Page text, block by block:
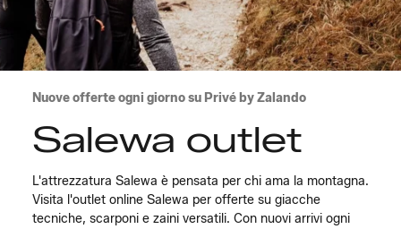
Nuove offerte ogni giorno su Privé by Zalando
Salewa outlet
L'attrezzatura Salewa è pensata per chi ama la montagna.
Visita l'outlet online Salewa per offerte su giacche
tecniche, scarponi e zaini versatili. Con nuovi arrivi ogni